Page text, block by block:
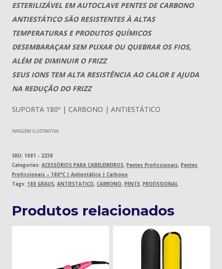
ESTERILIZÁVEL EM AUTOCLAVE PENTES DE CARBONO
ANTIESTÁTICO SÃO RESISTENTES À ALTAS
TEMPERATURAS E PRODUTOS QUÍMICOS
DESEMBARAÇAM SEM PUXAR OU QUEBRAR OS FIOS,
ALÉM DE DIMINUIR O FRIZZ
SEUS IONS TEM ALTA RESISTÊNCIA AO CALOR E AJUDA
NA REDUÇÃO DO FRIZZ
SUPORTA 180º | CARBONO | ANTIESTÁTICO
IMAGEM ILUSTRATIVA
SKU: 1081 - 2238
Categories: ACESSÓRIOS PARA CABELEIREIROS, Pentes Profissionais, Pentes
Profissionais – 180°C | Antiestático | Carbono
Tags: 180 GRAUS, ANTIESTATICO, CARBONO, PENTE, PROFISSIONAL
Produtos relacionados